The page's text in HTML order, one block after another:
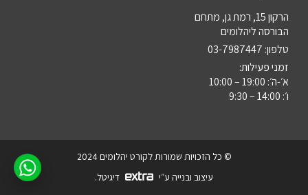
הרקון 15, רמת גן, מתחם
הבורסה ליהלומים
טלפון: 03-7987447
זמני פעילות:
א׳-ה׳: 19:00 – 10:00
ו׳: 14:00 – 9:30
© כל הזכויות שמורות לקורט יהלומים 2024
עיצוב ובנייה ע״י
דיגיטל.